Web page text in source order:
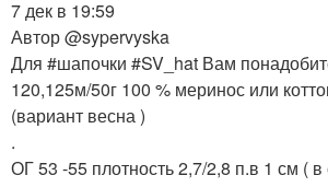
7 дек в 19:59
Автор @sypervyska
Для #шапочки #SV_hat Вам
120,125м/50г 100 % меринос или
(вариант весна )
.
ОГ 53 -55 плотность 2,7/2,8 п.в 1 см ( в